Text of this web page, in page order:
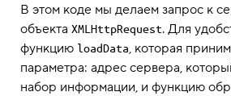
В этом коде мы делаем запрос к
объекта XMLHttpRequest. Для
функцию loadData, которая
параметра: адрес сервера,
набор информации, и функцию